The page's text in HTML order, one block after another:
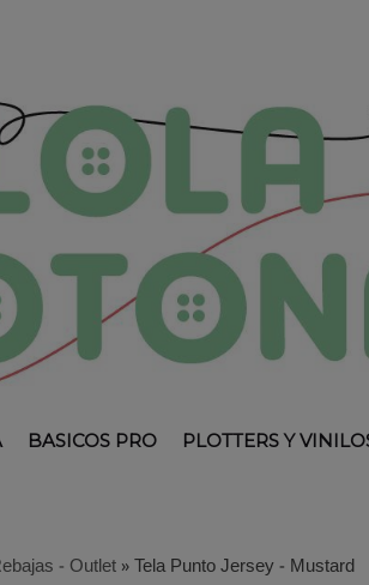
BASICOS PRO PLOTTERS Y
- Outlet»Tela Punto Jersey - Mustard